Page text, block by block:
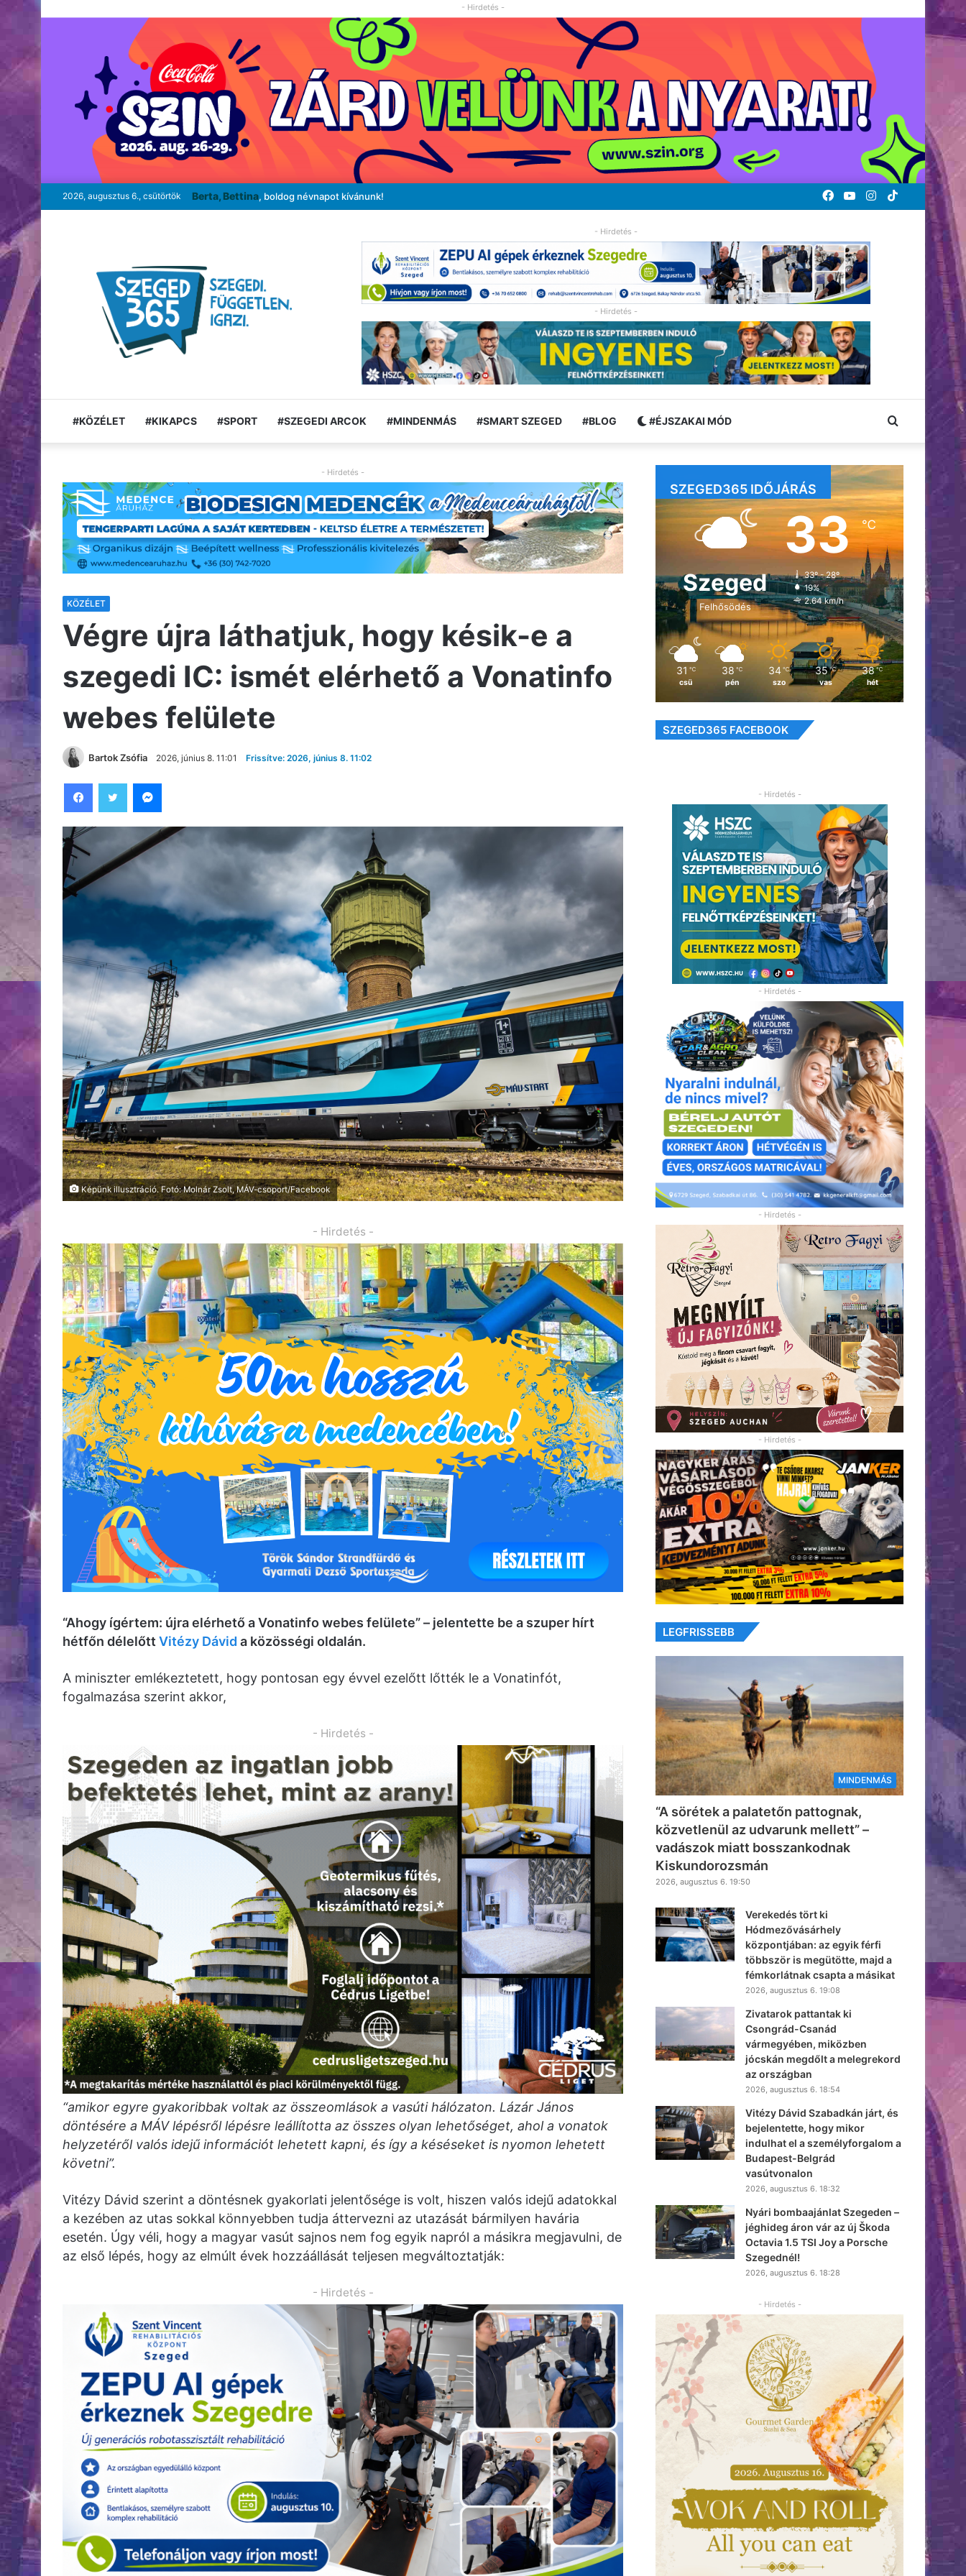
- Hirdetés -
2026, augusztus 6., csütörtök Berta, Bettina, boldog névnapot kívánunk! TikTok
Instagram
YouTube
Facebook
- Hirdetés -
- Hirdetés -
#KÖZÉLET #KIKAPCS #SPORT #SZEGEDI ARCOK #MINDENMÁS #SMART SZEGED #BLOG #ÉJSZAKAI MÓD Keresés:
- Hirdetés -
KÖZÉLET
Végre újra láthatjuk, hogy késik-e a
szegedi IC: ismét elérhető a Vonatinfo
webes felülete
Bartok Zsófia 2026, június 8. 11:01 Frissítve: 2026, június 8. 11:02
Képünk illusztráció. Fotó: Molnár Zsolt, MÁV-csoport/Facebook
- Hirdetés -
“Ahogy ígértem: újra elérhető a Vonatinfo webes felülete” – jelentette be a szuper hírt
hétfőn délelőtt Vitézy Dávid a közösségi oldalán.
A miniszter emlékeztetett, hogy pontosan egy évvel ezelőtt lőtték le a Vonatinfót,
fogalmazása szerint akkor,
- Hirdetés -
“amikor egyre gyakoribbak voltak az összeomlások a vasúti hálózaton. Lázár János
döntésére a MÁV lépésről lépésre leállította az összes olyan lehetőséget, ahol a vonatok
helyzetéről valós idejű információt lehetett kapni, és így a késéseket is nyomon lehetett
követni”.
Vitézy Dávid szerint a döntésnek gyakorlati jelentősége is volt, hiszen valós idejű adatokkal
a kezében az utas sokkal könnyebben tudja áttervezni az utazását bármilyen havária
esetén. Úgy véli, hogy a magyar vasút sajnos nem fog egyik napról a másikra megjavulni, de
az első lépés, hogy az elmúlt évek hozzáállását teljesen megváltoztatják:
- Hirdetés -
SZEGED365 IDŐJÁRÁS
Szeged
Felhősödés
33℃
33º - 28º
19%
2.64 km/h
31 ℃
csü
38 ℃
pén
34 ℃
szo
35 ℃
vas
38 ℃
hét
SZEGED365 FACEBOOK
- Hirdetés -
- Hirdetés -
- Hirdetés -
- Hirdetés -
LEGFRISSEBB
MINDENMÁS
“A sörétek a palatetőn pattognak,
közvetlenül az udvarunk mellett” –
vadászok miatt bosszankodnak
Kiskundorozsmán
2026, augusztus 6. 19:50
Verekedés tört ki
Hódmezővásárhely
központjában: az egyik férfi
többször is megütötte, majd a
fémkorlátnak csapta a másikat
2026, augusztus 6. 19:08
Zivatarok pattantak ki
Csongrád-Csanád
vármegyében, miközben
jócskán megdőlt a melegrekord
az országban
2026, augusztus 6. 18:54
Vitézy Dávid Szabadkán járt, és
bejelentette, hogy mikor
indulhat el a személyforgalom a
Budapest-Belgrád
vasútvonalon
2026, augusztus 6. 18:32
Nyári bombaajánlat Szegeden –
jéghideg áron vár az új Škoda
Octavia 1.5 TSI Joy a Porsche
Szegednél!
2026, augusztus 6. 18:28
- Hirdetés -